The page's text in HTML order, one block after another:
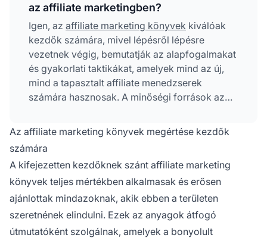
az affiliate marketingben?
Igen, az affiliate marketing könyvek kiválóak
kezdők számára, mivel lépésről lépésre
vezetnek végig, bemutatják az alapfogalmakat
és gyakorlati taktikákat, amelyek mind az új,
mind a tapasztalt affiliate menedzserek
számára hasznosak. A minőségi források az
stratégiákra bontják.
Az affiliate marketing könyvek megértése kezdők
számára
A kifejezetten kezdőknek szánt affiliate marketing
könyvek teljes mértékben alkalmasak és erősen
ajánlottak mindazoknak, akik ebben a területen
szeretnének elindulni. Ezek az anyagok átfogó
útmutatóként szolgálnak, amelyek a bonyolult